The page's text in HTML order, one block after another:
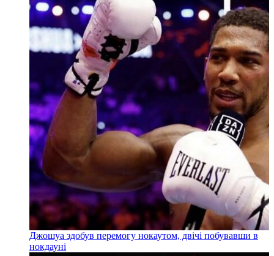
Джошуа здобув перемогу нокаутом, двічі побувавши в
нокдауні